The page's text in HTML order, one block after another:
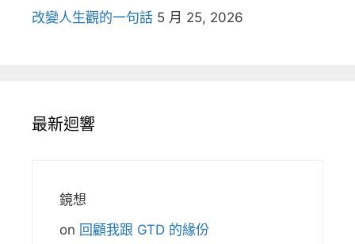
改變人生觀的一句話 5 月 25, 2026
最新迴響
鏡想
on 回顧我跟 GTD 的緣份